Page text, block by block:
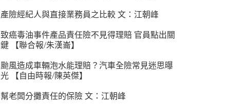
產險經紀人與直接業務員之比較 文：江朝峰
致癌毒油事件產品責任險不見得理賠 官員點出關
鍵 【聯合報/朱漢崙】
颱風造成車輛泡水能理賠？汽車全險常見迷思曝
光 【自由時報/陳英傑】
幫老闆分攤責任的保險 文：江朝峰